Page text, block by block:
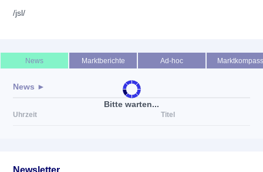
/jsl/
Bitte warten...
News Marktberichte Ad-hoc Marktkompass
News ►
Uhrzeit Titel
Newsletter